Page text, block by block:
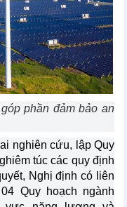
phần đảm bảo an
nghiên cứu, lập Quy
túc các quy định
Nghị định có liên
Quy hoạch ngành